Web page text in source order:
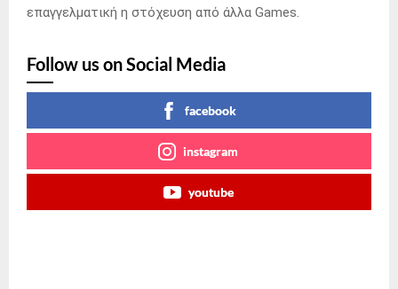
επαγγελματική η στόχευση από άλλα Games.
Follow us on Social Media
facebook
instagram
youtube